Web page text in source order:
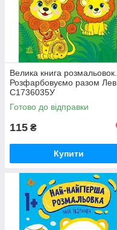
Велика книга розмальовок.
Розфарбовуємо разом Лев
С1736035У
Готово до відправки
115 ₴
Купити